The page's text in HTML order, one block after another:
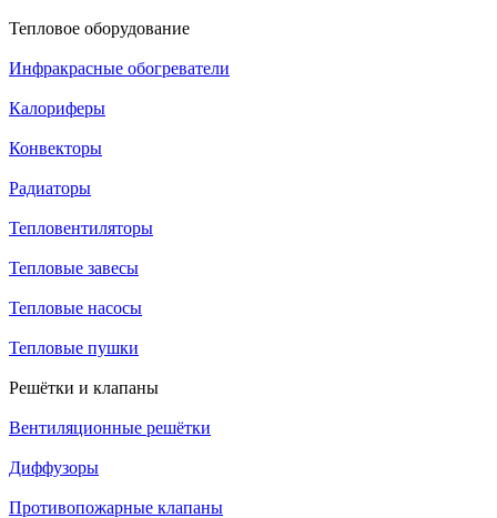
Тепловое оборудование
Инфракрасные обогреватели
Калориферы
Конвекторы
Радиаторы
Тепловентиляторы
Тепловые завесы
Тепловые насосы
Тепловые пушки
Решётки и клапаны
Вентиляционные решётки
Диффузоры
Противопожарные клапаны